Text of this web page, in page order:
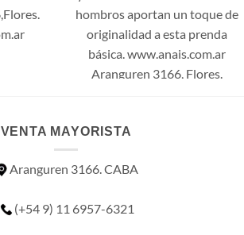
VENTA MAYORISTA
Aranguren 3166. CABA
(+54 9) 11 6957-6321